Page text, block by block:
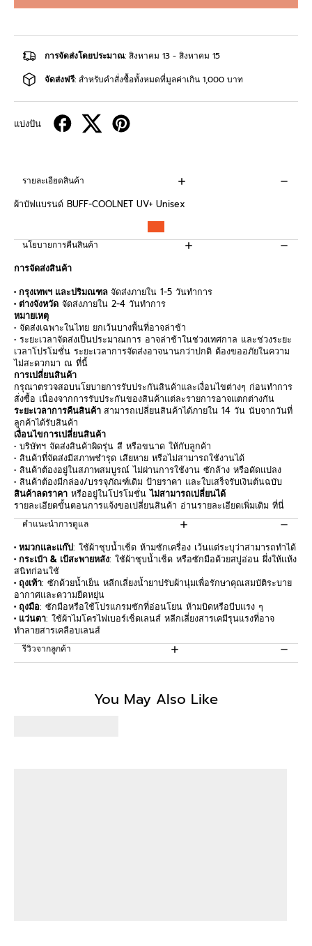
การจัดส่งโดยประมาณ: สิงหาคม 13 - สิงหาคม 15
จัดส่งฟรี: สำหรับคำสั่งซื้อทั้งหมดที่มูลค่าเกิน 1,000 บาท
แบ่งปัน
รายละเอียดสินค้า
ผ้าบัฟแบรนด์ BUFF-COOLNET UV+ Unisex
นโยบายการคืนสินค้า
การจัดส่งสินค้า
• กรุงเทพฯ และปริมณฑล จัดส่งภายใน 1-5 วันทำการ
• ต่างจังหวัด จัดส่งภายใน 2-4 วันทำการ
หมายเหตุ
• จัดส่งเฉพาะในไทย ยกเว้นบางพื้นที่อาจล่าช้า
• ระยะเวลาจัดส่งเป็นประมาณการ อาจล่าช้าในช่วงเทศกาล และช่วงระยะ
เวลาโปรโมชั่น ระยะเวลาการจัดส่งอาจนานกว่าปกติ ต้องขออภัยในความ
ไม่สะดวกมา ณ ที่นี้
การเปลี่ยนสินค้า
กรุณาตรวจสอบนโยบายการรับประกันสินค้าและเงื่อนไขต่างๆ ก่อนทำการ
สั่งซื้อ เนื่องจากการรับประกันของสินค้าแต่ละรายการอาจแตกต่างกัน
ระยะเวลาการคืนสินค้า สามารถเปลี่ยนสินค้าได้ภายใน 14 วัน นับจากวันที่
ลูกค้าได้รับสินค้า
เงื่อนไขการเปลี่ยนสินค้า
• บริษัทฯ จัดส่งสินค้าผิดรุ่น สี หรือขนาด ให้กับลูกค้า
• สินค้าที่จัดส่งมีสภาพชำรุด เสียหาย หรือไม่สามารถใช้งานได้
• สินค้าต้องอยู่ในสภาพสมบูรณ์ ไม่ผ่านการใช้งาน ซักล้าง หรือดัดแปลง
• สินค้าต้องมีกล่อง/บรรจุภัณฑ์เดิม ป้ายราคา และใบเสร็จรับเงินต้นฉบับ
สินค้าลดราคา หรืออยู่ในโปรโมชั่นไม่สามารถเปลี่ยนได้
รายละเอียดขั้นตอนการแจ้งขอเปลี่ยนสินค้า อ่านรายละเอียดเพิ่มเติม ที่นี่
คำแนะนำการดูแล
• หมวกและแก๊ป: ใช้ผ้าชุบน้ำเช็ด ห้ามซักเครื่อง เว้นแต่ระบุว่าสามารถทำได้
• กระเป๋า & เป้สะพายหลัง: ใช้ผ้าชุบน้ำเช็ด หรือซักมือด้วยสบู่อ่อน ผึ่งให้แห้ง
สนิทก่อนใช้
• ถุงเท้า: ซักด้วยน้ำเย็น หลีกเลี่ยงน้ำยาปรับผ้านุ่มเพื่อรักษาคุณสมบัติระบาย
อากาศและความยืดหยุ่น
• ถุงมือ: ซักมือหรือใช้โปรแกรมซักที่อ่อนโยน ห้ามบิดหรือบีบแรง ๆ
• แว่นตา: ใช้ผ้าไมโครไฟเบอร์เช็ดเลนส์ หลีกเลี่ยงสารเคมีรุนแรงที่อาจ
ทำลายสารเคลือบเลนส์
รีวิวจากลูกค้า
You May Also Like